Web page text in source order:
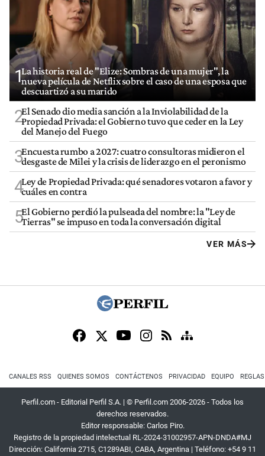
1La historia real de "Elize: Sombras de una mujer", la
nueva película de Netflix sobre el caso de una esposa que
descuartizó a su marido
2El Senado dio media sanción a la Inviolabilidad de la
Propiedad Privada: el Gobierno tuvo que ceder en la Ley
del Manejo del Fuego
3Encuesta rumbo a 2027: cuatro consultoras midieron el
desgaste de Milei y la crisis de liderazgo en el peronismo
4Ley de Propiedad Privada: qué senadores votaron a favor y
cuáles en contra
5El Gobierno perdió la pulseada del nombre: la "Ley de
Tierras" se impuso en toda la conversación digital
VER MÁS
CANALES RSS QUIENES SOMOS CONTÁCTENOS PRIVACIDAD EQUIPO
Perfil.com - Editorial Perfil S.A. | © Perfil.com 2006-2026 - Todos los
derechos reservados.
Editor responsable: Carlos Piro.
Registro de la propiedad intelectual RL-2024-31002957-APN-DNDA#MJ
Dirección: California 2715, C1289ABI, CABA, Argentina | Teléfono: +54 9 11